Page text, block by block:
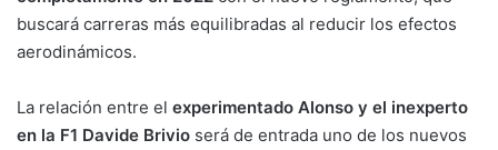
buscará carreras más equilibradas al reducir los efectos
aerodinámicos.
La relación entre el experimentado Alonso y el inexperto
en la F1 Davide Brivio será de entrada uno de los nuevos